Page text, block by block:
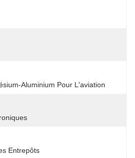
Aluminium Pour L'aviation
Entrepôts